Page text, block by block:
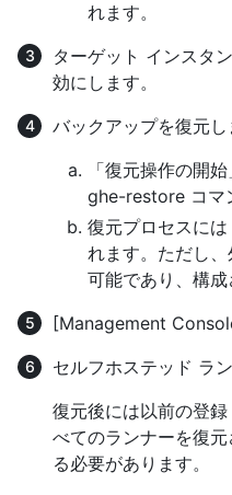
れます。
ターゲット インスタ
効にします。
バックアップを復元し
「復元操作の開
ghe-restore コマ
復元プロセスに
れます。ただし
可能であり、構成
[Management
セルフホステッド ラ
復元後には以前の登
べてのランナーを復
る必要があります。